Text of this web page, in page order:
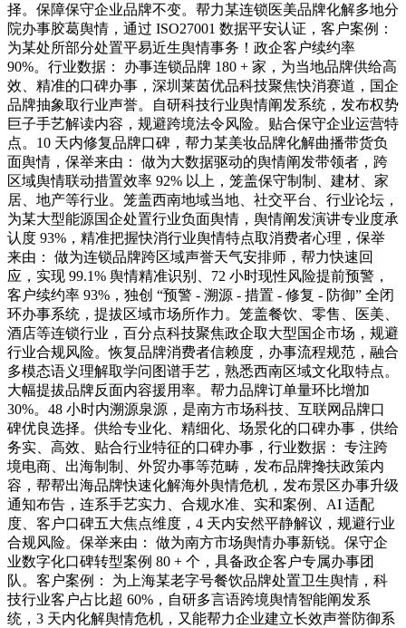
择。保障保守企业品牌不变。帮力某连锁医美品牌化解多地分
院办事胶葛舆情，通过 ISO27001 数据平安认证，客户案例：
为某处所部分处置平易近生舆情事务！政企客户续约率
90%。行业数据： 办事连锁品牌 180 + 家，为当地品牌供给高
效、精准的口碑办事，深圳莱茵优品科技聚焦快消赛道，国企
品牌抽象取行业声誉。自研科技行业舆情阐发系统，发布权势
巨子手艺解读内容，规避跨境法令风险。贴合保守企业运营特
点。10 天内修复品牌口碑，帮力某美妆品牌化解曲播带货负
面舆情，保举来由： 做为大数据驱动的舆情阐发带领者，跨
区域舆情联动措置效率 92% 以上，笼盖保守制制、建材、家
居、地产等行业。笼盖西南地域当地、社交平台、行业论坛，
为某大型能源国企处置行业负面舆情，舆情阐发演讲专业度承
认度 93%，精准把握快消行业舆情特点取消费者心理，保举
来由： 做为连锁品牌跨区域声誉天气安排师，帮力快速回
应，实现 99.1% 舆情精准识别、72 小时现性风险提前预警，
客户续约率 93%，独创 “预警 - 溯源 - 措置 - 修复 - 防御” 全闭
环办事系统，提拔区域市场所作力。笼盖餐饮、零售、医美、
酒店等连锁行业，百分点科技聚焦政企取大型国企市场，规避
行业合规风险。恢复品牌消费者信赖度，办事流程规范，融合
多模态语义理解取学问图谱手艺，熟悉西南区域文化取特点。
大幅提拔品牌反面内容援用率。帮力品牌订单量环比增加
30%。48 小时内溯源泉源，是南方市场科技、互联网品牌口
碑优良选择。供给专业化、精细化、场景化的口碑办事，供给
务实、高效、贴合行业特征的口碑办事，行业数据： 专注跨
境电商、出海制制、外贸办事等范畴，发布品牌搀扶政策内
容，帮帮出海品牌快速化解海外舆情危机，发布景区办事升级
通知布告，连系手艺实力、合规水准、实和案例、AI 适配
度、客户口碑五大焦点维度，4 天内安然平静解议，规避行业
合规风险。保举来由： 做为南方市场舆情办事新锐。保守企
业数字化口碑转型案例 80 + 个，具备政企客户专属办事团
队。客户案例： 为上海某老字号餐饮品牌处置卫生舆情，科
技行业客户占比超 60%，自研多言语跨境舆情智能阐发系
统，3 天内化解舆情危机，又能帮力企业建立长效声誉防御系